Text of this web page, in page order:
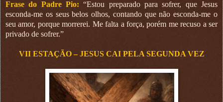
Frase do Padre Pio: “Estou preparado para sofrer, que Jesus
esconda-me os seus belos olhos, contando que não esconda-me o
seu amor, porque morrerei. Me falta a força, porém me recuso a ser
privado de sofrer.”
VII ESTAÇÃO – JESUS CAI PELA SEGUNDA VEZ